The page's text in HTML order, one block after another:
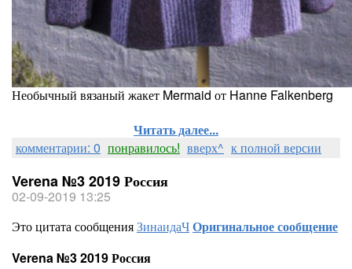
Необычный вязаный жакет Mermaid от Hanne Falkenberg
Читать далее...
комментарии: 0 понравилось! вверх^ к полной версии
Verena №3 2019 Россия
02-09-2019 13:25
Это цитата сообщенияЗинаидаЧОригинальное сообщение
Verena №3 2019 Россия